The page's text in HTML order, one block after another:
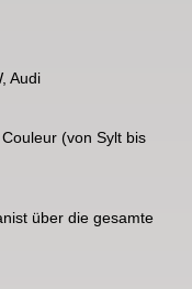
Audi
(von Sylt bis
über die gesamte